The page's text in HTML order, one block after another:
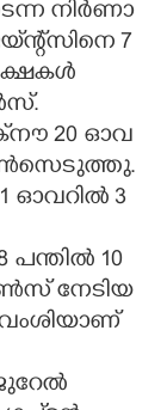
​നി​ർ​ണാ​
7
20​ ​ഓ​വ​
​റ​ൺ​സെ​ടു​ത്തു.​
ഓവറിൽ 3
പന്തിൽ 10
നേടിയ